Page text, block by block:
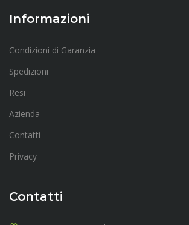
Informazioni
Condizioni di Garanzia
Spedizioni
Resi
Azienda
Contatti
Privacy
Contatti